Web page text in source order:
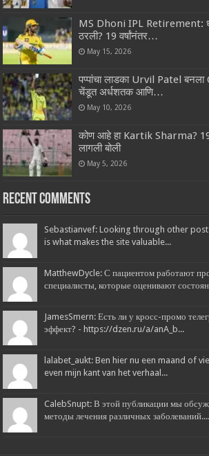
MS Dhoni IPL Retirement:
ठरली? 19 वर्षांनंतर…
May 15, 2026
पप्पांचा लाडका Urvil Patel
चेंडूत अर्धशतक आणि…
May 10, 2026
कोण आहे हा Kartik Sharma? 19
लागली बोली
May 5, 2026
Recent Comments
Sebastianvef: Looking through other
is what makes the site valuable...
MatthewDycle: С пациентом работают
специалисты, которые оценивают
JamesSmern: Есть ли у кросс-промо
эффект? - https://dzen.ru/a/anA_b...
lalabet_aukt: Ben hier nu een maand of
even mijn kant van het verhaal...
CalebSnupt: В этой публикации мы
методы лечения различных заболеваний....